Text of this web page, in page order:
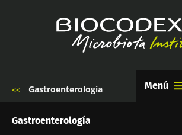
de
Gastroenterología Menú
Gastroenterología